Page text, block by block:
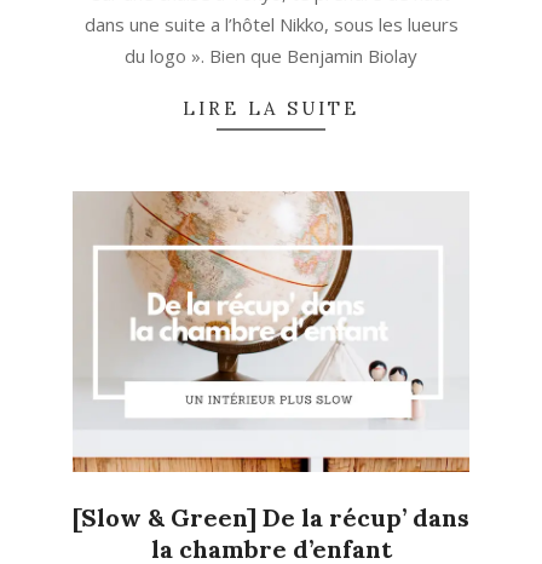
dans une suite a l’hôtel Nikko, sous les lueurs
du logo ». Bien que Benjamin Biolay
LIRE LA SUITE
[Slow & Green] De la récup’ dans
la chambre d’enfant